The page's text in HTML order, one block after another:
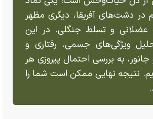
در دشت‌های آفریقا، دیگری مظهر
عضلانی و تسلط جنگلی. در این
ویژگی‌های جسمی، رفتاری و
به بررسی احتمال پیروزی هر
نتیجه نهایی ممکن است شما را